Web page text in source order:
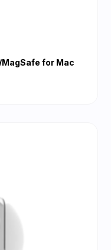
MagSafe for Mac